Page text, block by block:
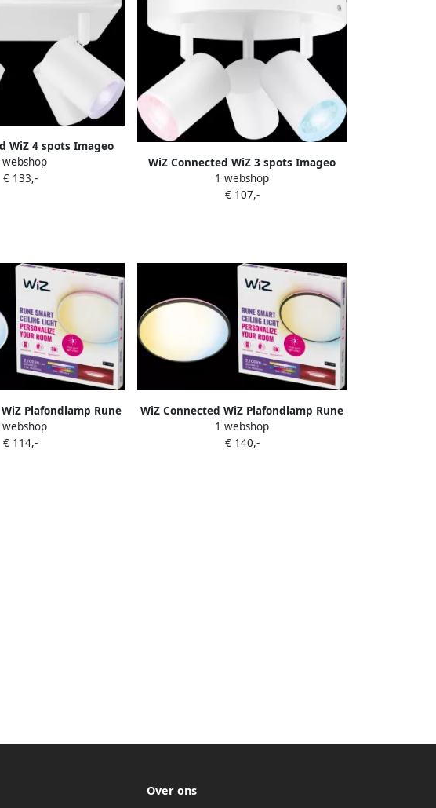
WiZ 4 spots Imageo
en Wit licht GU10
wit
webshop
€ 133,-
WiZ Connected WiZ 3 spots Imageo
rond Gekleurd en Wit licht GU10 wit
1 webshop
€ 107,-
Plafondlamp Rune
en wit licht wit
webshop
€ 114,-
WiZ Connected WiZ Plafondlamp Rune
Gekleurd en wit licht zwart
1 webshop
€ 140,-
Over ons